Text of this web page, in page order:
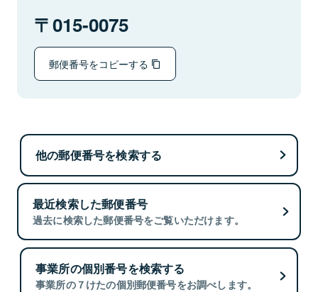
015-0075
郵便番号をコピーする
他の郵便番号を検索する
最近検索した郵便番号
過去に検索した郵便番号をご覧いただけます。
事業所の個別番号を検索する
事業所の７けたの個別郵便番号をお調べします。